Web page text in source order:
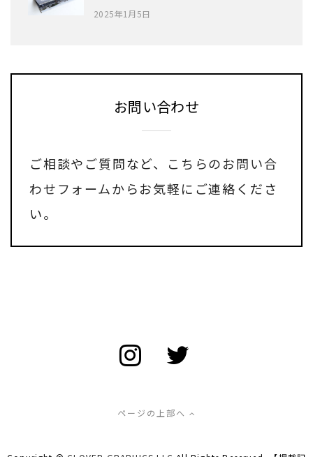
2025年1月5日
お問い合わせ
ご相談やご質問など、
こちらのお問い合
わせフォームからお気軽にご連絡くださ
い。
ページの上部へ